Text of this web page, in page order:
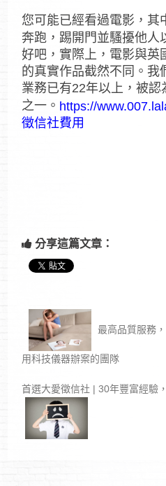
您可能已經看過電影，其
奔跑，踢開門並騷擾他人
好吧，實際上，電影與英
的真實作品截然不同。我
業務已有22年以上，被
之一。 https://
徵信社費用
分享這篇文章：
最高品質服務
用科技儀器辦案的團隊
首選大愛徵信社 | 30年豐富經驗